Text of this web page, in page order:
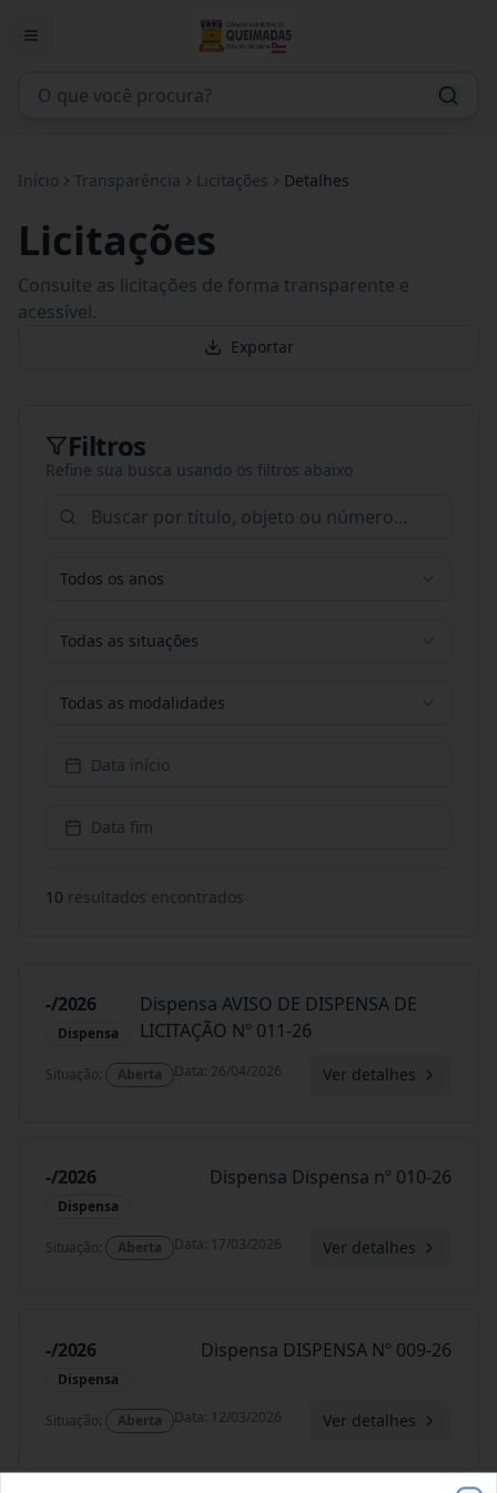
Início Transparência Licitações Detalhes
Licitações
Consulte as licitações de forma transparente e
acessível.
Exportar
Filtros
Refine sua busca usando os filtros abaixo
Todos os anos
Todas as situações
Todas as modalidades
Data início
Data fim
10 resultados encontrados
-/2026
Dispensa
Dispensa AVISO DE DISPENSA DE
LICITAÇÃO Nº 011-26
Situação: Aberta Data: 26/04/2026 Ver detalhes
-/2026
Dispensa
Dispensa Dispensa nº 010-26
Situação: Aberta Data: 17/03/2026 Ver detalhes
-/2026
Dispensa
Dispensa DISPENSA Nº 009-26
Situação: Aberta Data: 12/03/2026 Ver detalhes